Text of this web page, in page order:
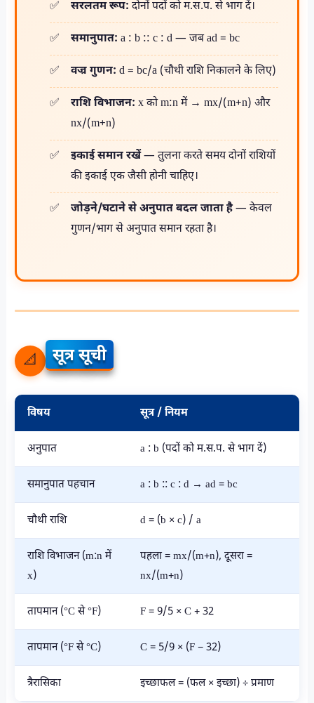
सरलतम रूप: दोनों पदों को म.स.प. से भाग दें।
समानुपात: a : b :: c : d — जब ad = bc
वज्र गुणन: d = bc/a (चौथी राशि निकालने के लिए)
राशि विभाजन: x को m:n में → mx/(m+n) और
nx/(m+n)
इकाई समान रखें— तुलना करते समय दोनों राशियों
की इकाई एक जैसी होनी चाहिए।
जोड़ने/घटाने से अनुपात बदल जाता है— केवल
गुणन/भाग से अनुपात समान रहता है।
📐 सूत्र सूची
विषय सूत्र / नियम
अनुपात a : b (पदों को म.स.प. से भाग दें)
समानुपात पहचान a : b :: c : d → ad = bc
चौथी राशि d = (b × c) / a
राशि विभाजन (m:n में
x)
पहला = mx/(m+n), दूसरा =
nx/(m+n)
तापमान (°C से °F) F = 9/5 × C + 32
तापमान (°F से °C) C = 5/9 × (F − 32)
त्रैरासिका इच्छाफल = (फल × इच्छा) ÷ प्रमाण